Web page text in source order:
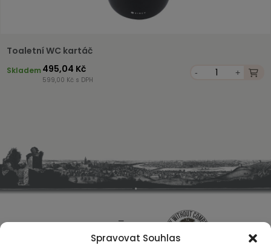
Spravovat Souhlas
Toaletní WC kartáč
Skladem495,04 Kč
599,00 Kč s DPH
- +